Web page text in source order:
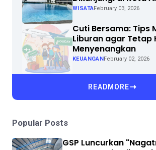
WISATAFebruary 03, 2026
Cuti Bersama: Tips
Liburan agar Tetap
Menyenangkan
KEUANGAN February 02, 2026
READMORE
Popular Posts
GSP Luncurkan